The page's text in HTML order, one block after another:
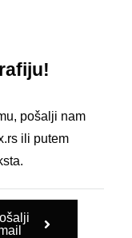
pošalji nam
ili putem
@tuplex.rs